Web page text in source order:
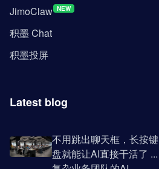
JimoClaw NEW
积墨 Chat
积墨投屏
Latest blog
不用跳出聊天框，长按键
盘就能让AI直接干活了 ...